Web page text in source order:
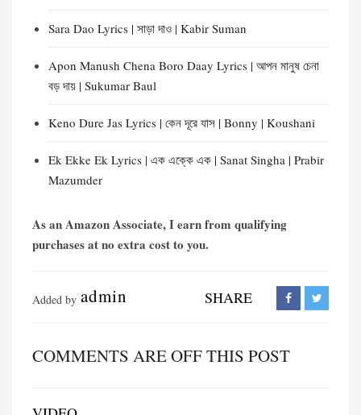
Sara Dao Lyrics | সাড়া দাও | Kabir Suman
Apon Manush Chena Boro Daay Lyrics | আপন মানুষ চেনা
বড় দায় | Sukumar Baul
Keno Dure Jas Lyrics | কেন দূরে যাস | Bonny | Koushani
Ek Ekke Ek Lyrics | এক এক্কে এক | Sanat Singha | Prabir
Mazumder
As an Amazon Associate, I earn from qualifying
purchases at no extra cost to you.
Added by admin SHARE
COMMENTS ARE OFF THIS POST